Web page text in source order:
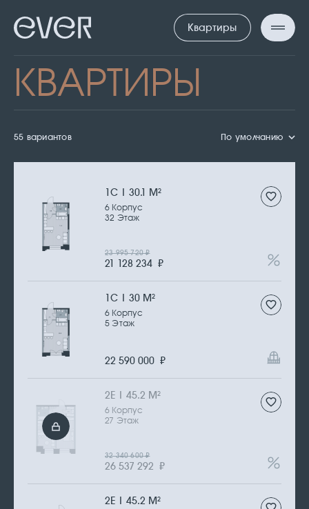
Квартиры
КВАРТИРЫ
55 вариантов По умолчанию
1С | 30.1 М2
6 Корпус
32 Этаж
21 128 234 ₽
23 995 720₽
1С | 30 М2
6 Корпус
5 Этаж
22 590 000 ₽
2Е | 45.2 М2
6 Корпус
27 Этаж
26 537 292 ₽
32 340 600₽
2Е | 45.2 М2